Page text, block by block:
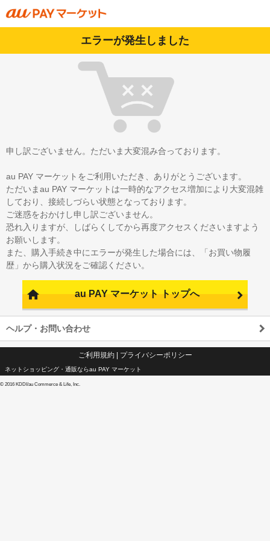
エラーが発生しました
申し訳ございません。ただいま大変混み合っております。
au PAY マーケットをご利用いただき、ありがとうございます。
ただいまau PAY マーケットは一時的なアクセス増加により大変混雑
しており、接続しづらい状態となっております。
ご迷惑をおかけし申し訳ございません。
恐れ入りますが、しばらくしてから再度アクセスくださいますよう
お願いします。
また、購入手続き中にエラーが発生した場合には、「お買い物履
歴」から購入状況をご確認ください。
au PAY マーケット トップへ
ヘルプ・お問い合わせ
ご利用規約| プライバシーポリシー
ネットショッピング・通販ならau PAY マーケット
© 2016 KDDI/au Commerce & Life, Inc.